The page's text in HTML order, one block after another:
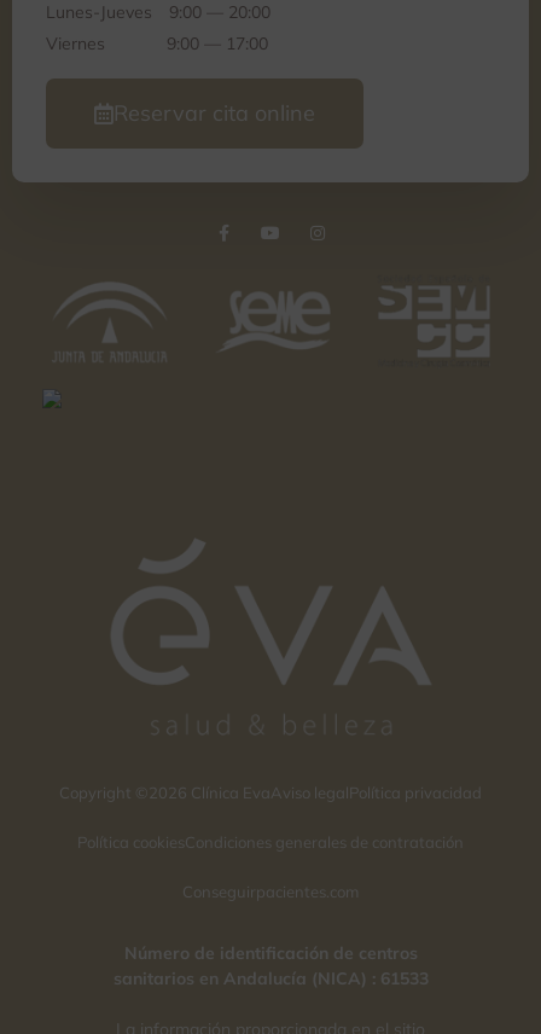
Lunes-Jueves
9:00 — 20:00
Viernes
9:00 — 17:00
Reservar cita online
Copyright ©2026 Clínica EvaAviso legalPolítica privacidad
Política cookies Condiciones generales de contratación
Conseguirpacientes.com
Número de identificación de centros
sanitarios en Andalucía (NICA) : 61533
La información proporcionada en el sitio